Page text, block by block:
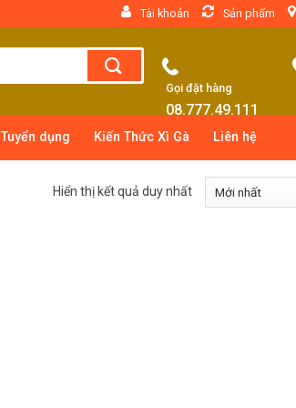
Tài khoản Sản phẩm
Gọi đặt hàng
08.777.49.111
Tuyển dụng Kiến Thức Xì Gà Liên hệ
Hiển thị kết quả duy nhất